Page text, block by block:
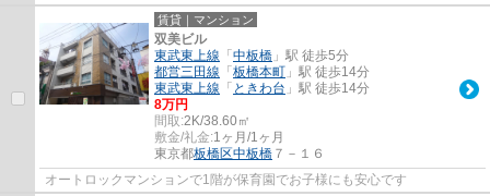
に合わせて使用できおすすめです。当社は...
賃貸｜マンション
双美ビル
東武東上線 「 中板橋 」駅 徒歩5分
都営三田線 「 板橋本町 」駅 徒歩14分
東武東上線 「 ときわ台 」駅 徒歩14分
8万円
間取:2K/38.60㎡
敷金/礼金:1ヶ月/1ヶ月
東京都板橋区中板橋 ７－１６
オートロックマンションで1階が保育園でお子様にも安心です